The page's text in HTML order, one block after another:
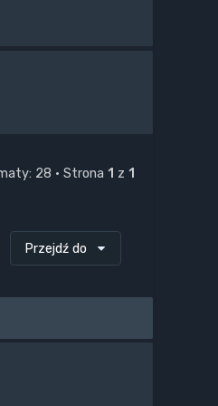
28 • Strona 1 z 1
Przejdź do